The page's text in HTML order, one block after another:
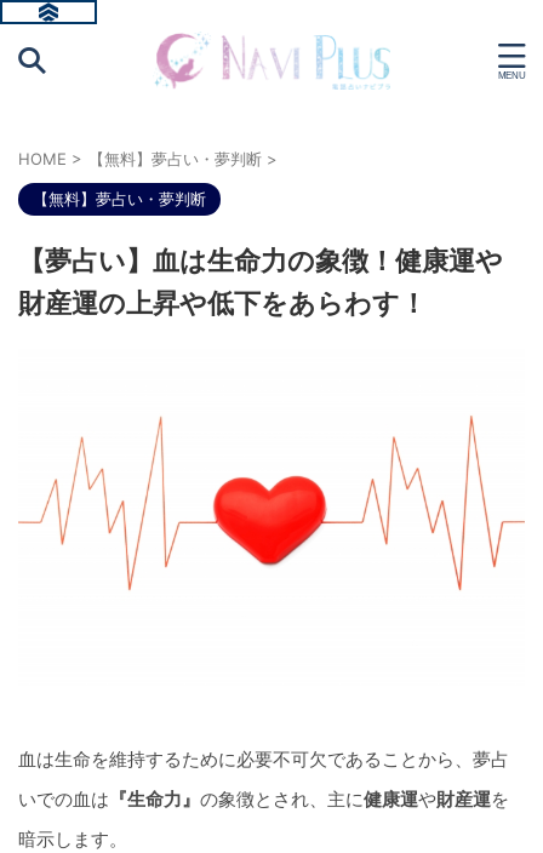
HOME > 【無料】夢占い・夢判断 >
【無料】夢占い・夢判断
【夢占い】血は生命力の象徴！健康運や
財産運の上昇や低下をあらわす！
血は生命を維持するために必要不可欠であることから、夢占
いでの血は 『生命力』 の象徴とされ、主に健康運や財産運を
暗示します。